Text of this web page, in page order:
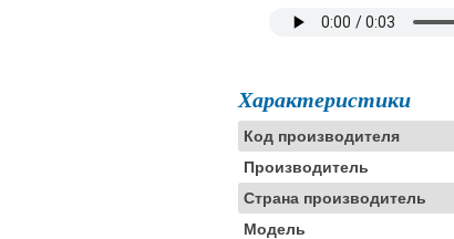
Характеристики
Код производителя
Производитель
Страна производитель
Модель